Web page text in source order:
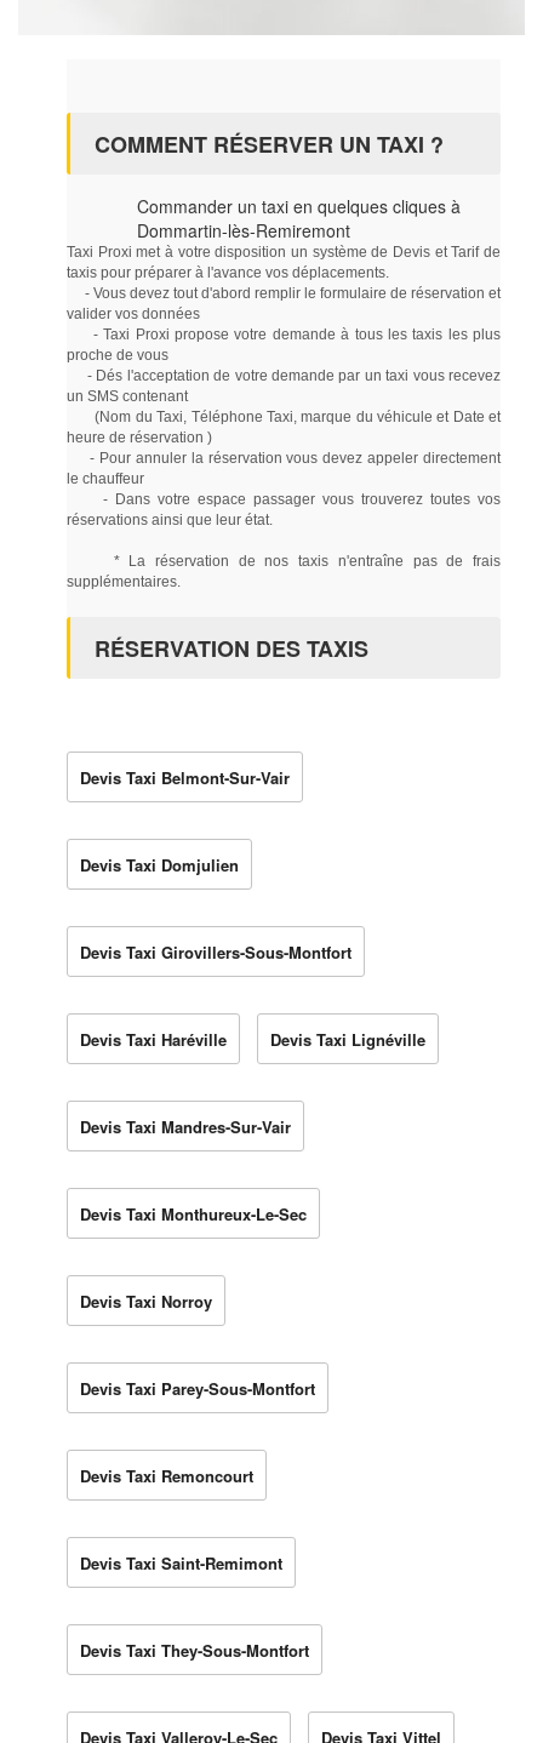
COMMENT RÉSERVER UN TAXI ?
Commander un taxi en quelques cliques à
Dommartin-lès-Remiremont
Taxi Proxi met à votre disposition un système de Devis et Tarif de
taxis pour préparer à l'avance vos déplacements.
- Vous devez tout d'abord remplir le formulaire de réservation et
valider vos données
- Taxi Proxi propose votre demande à tous les taxis les plus
proche de vous
- Dés l'acceptation de votre demande par un taxi vous recevez
un SMS contenant
(Nom du Taxi, Téléphone Taxi, marque du véhicule et Date et
heure de réservation )
- Pour annuler la réservation vous devez appeler directement
le chauffeur
- Dans votre espace passager vous trouverez toutes vos
réservations ainsi que leur état.
* La réservation de nos taxis n'entraîne pas de frais
supplémentaires.
RÉSERVATION DES TAXIS
Devis Taxi Belmont-Sur-Vair
Devis Taxi Domjulien
Devis Taxi Girovillers-Sous-Montfort
Devis Taxi Haréville Devis Taxi Lignéville
Devis Taxi Mandres-Sur-Vair
Devis Taxi Monthureux-Le-Sec
Devis Taxi Norroy
Devis Taxi Parey-Sous-Montfort
Devis Taxi Remoncourt
Devis Taxi Saint-Remimont
Devis Taxi They-Sous-Montfort
Devis Taxi Valleroy-Le-Sec Devis Taxi Vittel